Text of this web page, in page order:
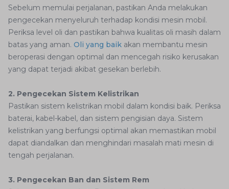
Sebelum memulai perjalanan, pastikan Anda melakukan
pengecekan menyeluruh terhadap kondisi mesin mobil.
Periksa level oli dan pastikan bahwa kualitas oli masih dalam
batas yang aman. Oli yang baik akan membantu mesin
beroperasi dengan optimal dan mencegah risiko kerusakan
yang dapat terjadi akibat gesekan berlebih.
2. Pengecekan Sistem Kelistrikan
Pastikan sistem kelistrikan mobil dalam kondisi baik. Periksa
baterai, kabel-kabel, dan sistem pengisian daya. Sistem
kelistrikan yang berfungsi optimal akan memastikan mobil
dapat diandalkan dan menghindari masalah mati mesin di
tengah perjalanan.
3. Pengecekan Ban dan Sistem Rem